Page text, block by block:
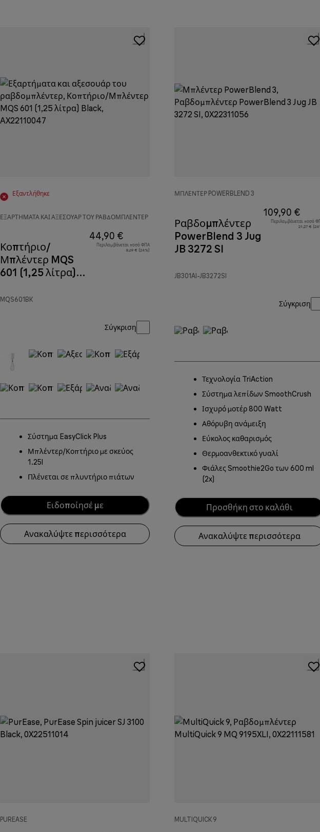
Εξαντλήθηκε
ΕΞΑΡΤΉΜΑΤΑ ΚΑΙ ΑΞΕΣΟΥΆΡ ΤΟΥ ΡΑΒΔΟΜΠΛΈΝΤΕΡ
Κοπτήριο/
Μπλέντερ MQS
601 (1,25 λίτρα)
MQS601BK
44,90 €
Περιλαμβάνεται ποσό ΦΠΑ
8,69 € (24%)
Σύγκριση
Σύστημα EasyClick Plus
Μπλέντερ/Κοπτήριο με σκεύος
1.25l
Πλένεται σε πλυντήριο πιάτων
Ειδοποίησέ με
Ανακαλύψτε περισσότερα
ΜΠΛΈΝΤΕΡ POWERBLEND 3
Ραβδομπλέντερ
PowerBlend 3 Jug
JB 3272 SI
JB301AI-JB3272SI
109,90 €
Περιλαμβάνεται ποσό
21,27 €
Σύγκριση
Τεχνολογία TriAction
Σύστημα λεπίδων SmoothCrush
Ισχυρό μοτέρ 800 Watt
Αθόρυβη ανάμειξη
Εύκολος καθαρισμός
Θερμοανθεκτικό γυαλί
Φιάλες Smoothie2Go των 600 ml
(2x)
Προσθήκη στο καλάθι
Ανακαλύψτε περισσότερα
PUREASE MULTIQUICK 9